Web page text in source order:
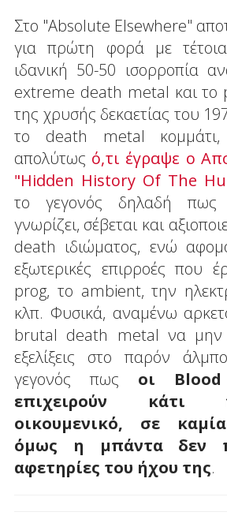
Στο "Absolute Elsewhere"
για πρώτη φορά με
ιδανική 50-50 ισορροπία
extreme death metal και το
της χρυσής δεκαετίας του
το death metal κομμάτι,
απολύτως ό,τι έγραψε ο
"Hidden History Of The
το γεγονός δηλαδή πως
γνωρίζει, σέβεται και
death ιδιώματος, ενώ
εξωτερικές επιρροές που
prog, το ambient, την
κλπ. Φυσικά, αναμένω
brutal death metal να μην
εξελίξεις στο παρόν
γεγονός πως οι
επιχειρούν
οικουμενικό, σε
όμως η μπάντα δεν
αφετηρίες του ήχου της.